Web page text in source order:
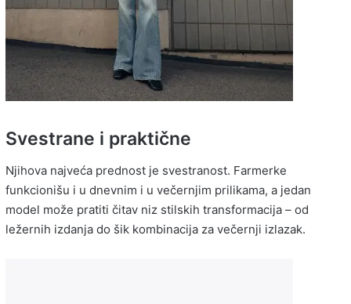
Svestrane i praktične
Njihova najveća prednost je svestranost. Farmerke
funkcionišu i u dnevnim i u večernjim prilikama, a jedan
model može pratiti čitav niz stilskih transformacija – od
ležernih izdanja do šik kombinacija za večernji izlazak.